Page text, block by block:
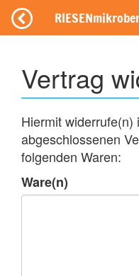
Vertrag
Hiermit
abgeschlossenen
folgenden Waren:
Ware(n)